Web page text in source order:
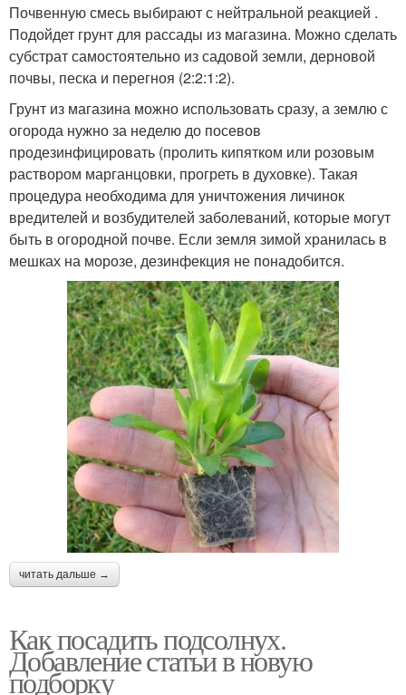
Почвенную смесь выбирают с нейтральной реакцией .
Подойдет грунт для рассады из магазина. Можно сделать
субстрат самостоятельно из садовой земли, дерновой
почвы, песка и перегноя (2:2:1:2).
Грунт из магазина можно использовать сразу, а землю с
огорода нужно за неделю до посевов
продезинфицировать (пролить кипятком или розовым
раствором марганцовки, прогреть в духовке). Такая
процедура необходима для уничтожения личинок
вредителей и возбудителей заболеваний, которые могут
быть в огородной почве. Если земля зимой хранилась в
мешках на морозе, дезинфекция не понадобится.
читать дальше →
Как посадить подсолнух.
Добавление статьи в новую
подборку